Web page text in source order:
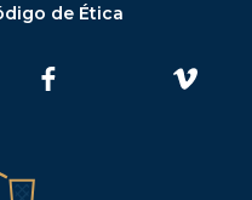
de Ética